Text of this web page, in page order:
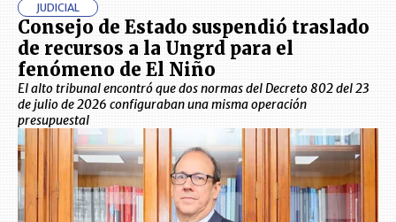
JUDICIAL
Consejo de Estado suspendió traslado
de recursos a la Ungrd para el
fenómeno de El Niño
El alto tribunal encontró que dos normas del Decreto 802 del 23
de julio de 2026 configuraban una misma operación
presupuestal